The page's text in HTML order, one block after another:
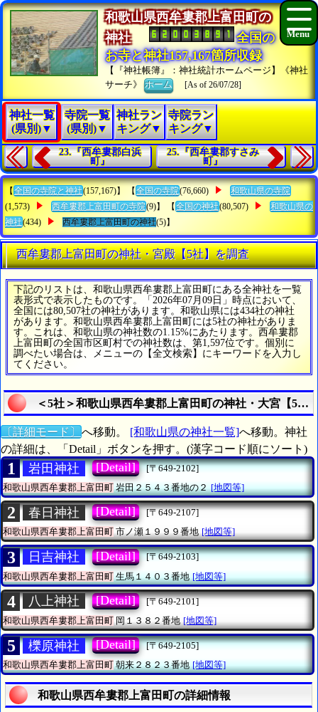
和歌山県西牟婁郡上富田町の
神社
全国の
お寺と神社157,167箇所収録
【『神社帳簿』：神社統計ホームページ】《神社
サーチ》ホーム [As of 26/07/28]
神社一覧
(県別)▼
寺院一覧
(県別)▼
神社ラン
キング▼
寺院ラン
キング▼
23.『西牟婁郡白浜
町』
25.『西牟婁郡すさみ
町』
【 全国の寺院と神社(157,167)】 【 全国の寺院(76,660)
和歌山県の寺院
(1,573)
西牟婁郡上富田町の寺院(9)】 【 全国の神社(80,507)
和歌山県の
神社(434) 西牟婁郡上富田町の神社(5)】
西牟婁郡上富田町の神社・宮殿【5社】を調査
下記のリストは、和歌山県西牟婁郡上富田町にある全神社を一覧
表形式で表示したものです。「2026年07月09日」時点において、
全国には80,507社の神社があります。和歌山県には434社の神社
があります。和歌山県西牟婁郡上富田町には5社の神社がありま
す。これは、和歌山県の神社数の1.15%にあたります。西牟婁郡
上富田町の全国市区町村での神社数は、第1,597位です。個別に
調べたい場合は、メニューの【全文検索】にキーワードを入力し
てください。
＜5社＞和歌山県西牟婁郡上富田町の神社・大宮【5社
〔詳細モード〕 へ移動。 [和歌山県の神社一覧]へ移動。神社
の詳細は、「Detail」ボタンを押す。(漢字コード順にソート)
1 岩田神社 [Detail]
[〒649-2102]
和歌山県西牟婁郡上富田町岩田２５４３番地の２ [地図等]
2 春日神社 [Detail]
[〒649-2107]
和歌山県西牟婁郡上富田町市ノ瀬１９９９番地 [地図等]
3 日吉神社 [Detail]
[〒649-2103]
和歌山県西牟婁郡上富田町生馬１４０３番地 [地図等]
4 八上神社 [Detail]
[〒649-2101]
和歌山県西牟婁郡上富田町 岡１３８２番地 [地図等]
5 櫟原神社 [Detail]
[〒649-2105]
和歌山県西牟婁郡上富田町朝来２８２３番地 [地図等]
和歌山県西牟婁郡上富田町の詳細情報